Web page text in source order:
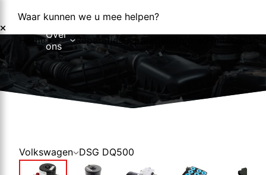
Waar kunnen we u mee helpen?
HomeOver
ons
Over ons
Nieuws
Reparaties Reparatieformulier Foutcodes
Volkswagen DSG DQ500